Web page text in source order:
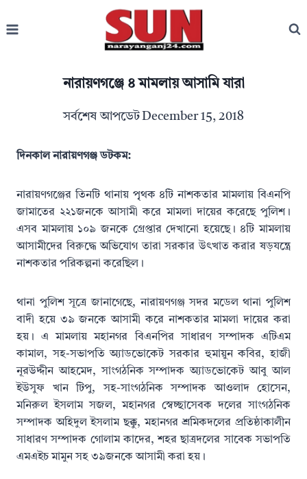
to
নারায়ণগঞ্জে ৪ মামলায় আসামি যারা
সর্বশেষ আপডেটDecember 15, 2018
দিনকাল নারায়ণগঞ্জ ডটকম:
নারায়ণগঞ্জের তিনটি থানায় পৃৃথক ৪টি নাশকতার মামলায় বিএনপি
জামাতের ২২১জনকে আসামী করে মামলা দায়ের করেছে পুলিশ।
এসব মামলায় ১০৯ জনকে গ্রেপ্তার দেখানো হয়েছে। ৪টি মামলায়
আসামীদের বিরুদ্ধে অভিযোগ তারা সরকার উৎখাত করার ষড়যন্ত্রে
নাশকতার পরিকল্পনা করেছিল।
থানা পুলিশ সূত্রে জানাগেছে, নারায়ণগঞ্জ সদর মডেল থানা পুলিশ
বাদী হয়ে ৩৯ জনকে আসামী করে নাশকতার মামলা দায়ের করা
হয়। এ মামলায় মহানগর বিএনপির সাধারণ সম্পাদক এটিএম
কামাল, সহ-সভাপতি অ্যাডভোকেট সরকার হুমায়ুন কবির, হাজী
নূরউদ্দীন আহমেদ, সাংগঠনিক সম্পাদক অ্যাডভোকেট আবু আল
ইউসুফ খান টিপু, সহ-সাংগঠনিক সম্পাদক আওলাদ হোসেন,
মনিরুল ইসলাম সজল, মহানগর স্বেচ্ছাসেবক দলের সাংগঠনিক
সম্পাদক অহিদুল ইসলাম ছক্কু, মহানগর শ্রমিকদলের প্রতিষ্ঠাকালীন
সাধারণ সম্পাদক গোলাম কাদের, শহর ছাত্রদলের সাবেক সভাপতি
এমএইচ মামুন সহ ৩৯জনকে আসামী করা হয়।